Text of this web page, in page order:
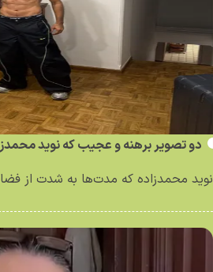
دو تصویر برهنه و عجیب که نوید
نوید محمدزاده که مدت‌ها به شدت از